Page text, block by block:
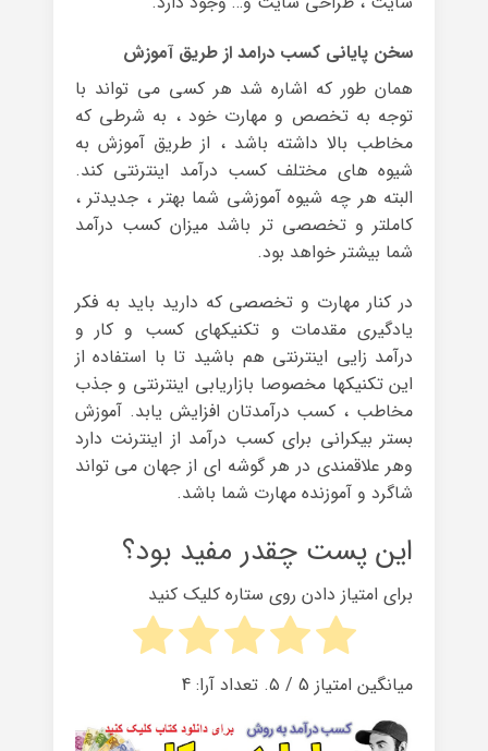
سخن پایانی کسب درامد از طریق آموزش
همان طور که اشاره شد هر کسی می تواند با
توجه به تخصص و مهارت خود ، به شرطی که
مخاطب بالا داشته باشد ، از طریق آموزش به
شیوه های مختلف کسب درآمد اینترنتی کند.
البته هر چه شیوه آموزشی شما بهتر ، جدیدتر ،
کاملتر و تخصصی تر باشد میزان کسب درآمد
شما بیشتر خواهد بود.
در کنار مهارت و تخصصی که دارید باید به فکر
یادگیری مقدمات و تکنیکهای کسب و کار و
درآمد زایی اینترنتی هم باشید تا با استفاده از
این تکنیکها مخصوصا بازاریابی اینترنتی و جذب
مخاطب ، کسب درآمدتان افزایش یابد. آموزش
بستر بیکرانی برای کسب درآمد از اینترنت دارد
وهر علاقمندی در هر گوشه ای از جهان می تواند
شاگرد و آموزنده مهارت شما باشد.
این پست چقدر مفید بود؟
برای امتیاز دادن روی ستاره کلیک کنید
میانگین امتیاز 5/ ۵. تعداد آرا: 4